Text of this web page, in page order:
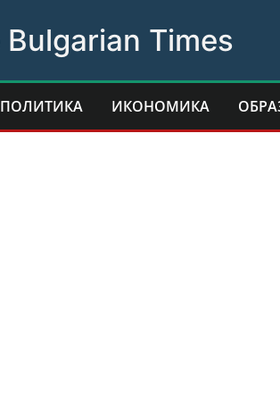
Bulgarian Times
ПОЛИТИКА ИКОНОМИКА